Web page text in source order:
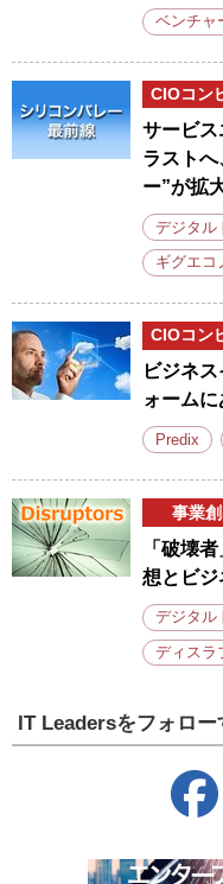
ベンチャ
CIOコン
サービス
ラストへ
ー”が拡
デジタル
ギグエコ
CIOコン
ビジネ
ォームに
Predix
事業
「破壊
想とビジ
デジタル
ディスラ
IT Leadersをフォロー